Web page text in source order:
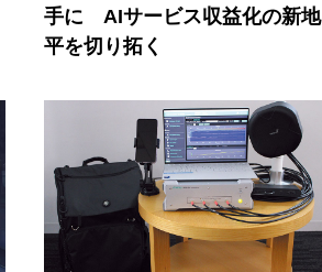
手に AIサービス収益化の新地
平を切り拓く